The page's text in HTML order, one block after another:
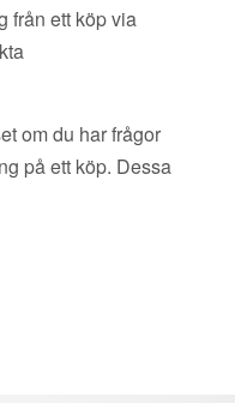
från ett köp via
om du har frågor
på ett köp. Dessa